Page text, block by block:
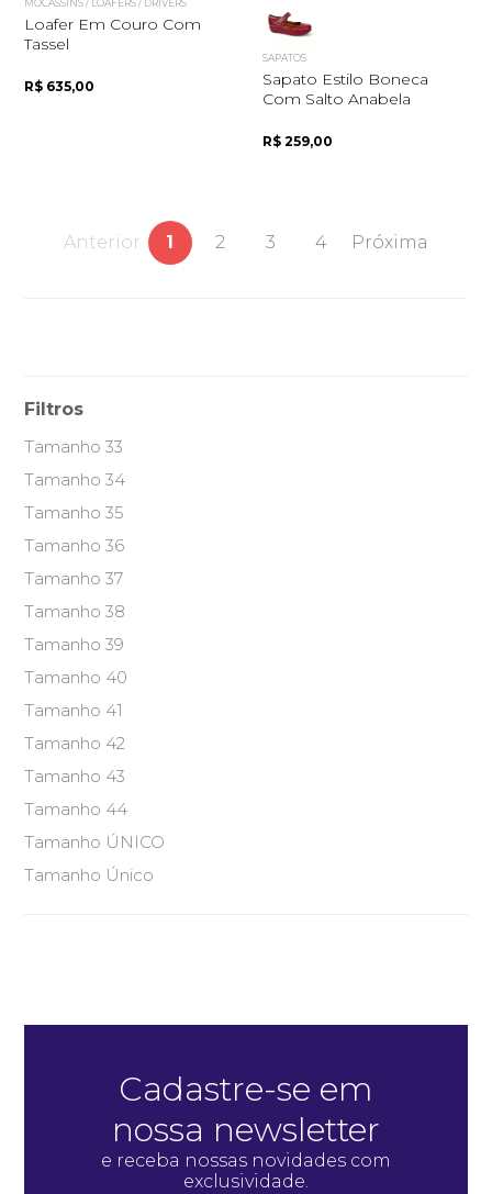
MOCASSINS / LOAFERS / DRIVERS
Loafer Em Couro Com
Tassel
R$ 635,00
SAPATOS
Sapato Estilo Boneca
Com Salto Anabela
R$ 259,00
Anterior 1 2 3 4 Próxima
Filtros
Tamanho 33
Tamanho 34
Tamanho 35
Tamanho 36
Tamanho 37
Tamanho 38
Tamanho 39
Tamanho 40
Tamanho 41
Tamanho 42
Tamanho 43
Tamanho 44
Tamanho ÚNICO
Tamanho Único
Cadastre-se em
nossa newsletter
e receba nossas novidades com
exclusividade.